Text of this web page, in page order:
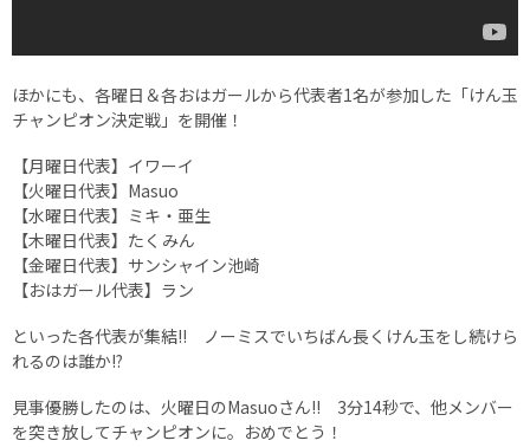
ほかにも、各曜日＆各おはガールから代表者1名が参加した「けん玉
チャンピオン決定戦」を開催！
【月曜日代表】イワーイ
【火曜日代表】Masuo
【水曜日代表】ミキ・亜生
【木曜日代表】たくみん
【金曜日代表】サンシャイン池崎
【おはガール代表】ラン
といった各代表が集結!! ノーミスでいちばん長くけん玉をし続けら
れるのは誰か!?
見事優勝したのは、火曜日のMasuoさん!! 3分14秒で、他メンバー
を突き放してチャンピオンに。おめでとう！